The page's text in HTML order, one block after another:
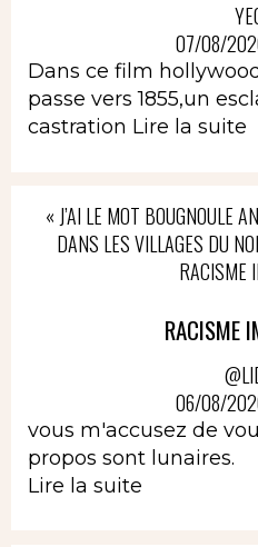
07/08/
Dans ce film
passe vers 1855,un
castration Lire la suite
« J’AI LE MOT BOUGNOULE
DANS LES VILLAGES DU
RACISME
RACISME
06/08/
vous m'accusez de
propos sont lunaires.
Lire la suite